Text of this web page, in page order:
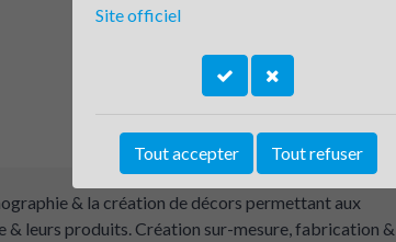
& la création de décors permettant aux
& leurs produits. Création sur-mesure, fabrication &
Site officiel
Tout accepter Tout refuser